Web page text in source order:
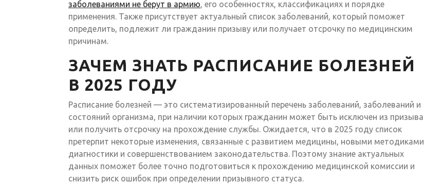
заболеваниями не берут в армию, его особенностях, классификациях и порядке
применения. Также присутствует актуальный список заболеваний, который поможет
определить, подлежит ли гражданин призыву или получает отсрочку по медицинским
причинам.
ЗАЧЕМ ЗНАТЬ РАСПИСАНИЕ БОЛЕЗНЕЙ
В 2025 ГОДУ
Расписание болезней — это систематизированный перечень заболеваний, заболеваний и
состояний организма, при наличии которых гражданин может быть исключен из призыва
или получить отсрочку на прохождение службы. Ожидается, что в 2025 году список
претерпит некоторые изменения, связанные с развитием медицины, новыми методиками
диагностики и совершенствованием законодательства. Поэтому знание актуальных
данных поможет более точно подготовиться к прохождению медицинской комиссии и
снизить риск ошибок при определении призывного статуса.